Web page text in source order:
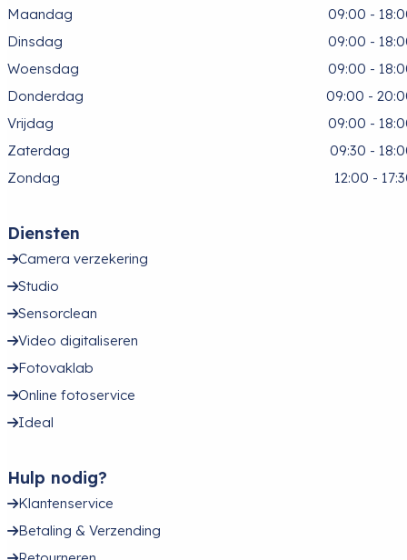
Maandag
09:00 -
Dinsdag
09:00 -
Woensdag
09:00 -
Donderdag
09:00 -
Vrijdag
09:00 -
Zaterdag
09:30 -
Zondag
12:00 -
Diensten
Camera verzekering
Studio
Sensorclean
Video digitaliseren
Fotovaklab
Online fotoservice
Ideal
Hulp nodig?
Klantenservice
Betaling & Verzending